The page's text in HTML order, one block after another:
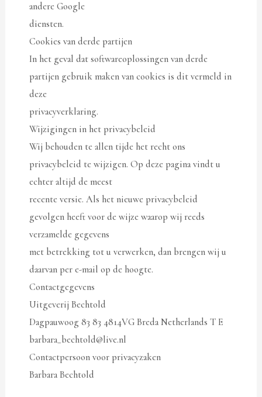
andere Google
diensten.
Cookies van derde partijen
In het geval dat softwareoplossingen van derde
partijen gebruik maken van cookies is dit vermeld in
deze
privacyverklaring.
Wijzigingen in het privacybeleid
Wij behouden te allen tijde het recht ons
privacybeleid te wijzigen. Op deze pagina vindt u
echter altijd de meest
recente versie. Als het nieuwe privacybeleid
gevolgen heeft voor de wijze waarop wij reeds
verzamelde gegevens
met betrekking tot u verwerken, dan brengen wij u
daarvan per e-mail op de hoogte.
Contactgegevens
Uitgeverij Bechtold
Dagpauwoog 83 83 4814VG Breda Netherlands T E
barbara_bechtold@live.nl
Contactpersoon voor privacyzaken
Barbara Bechtold